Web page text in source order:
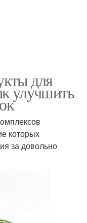
для
улучшить
которых
за довольно